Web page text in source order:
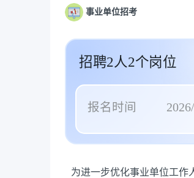
事业单位招考
招聘2人2个岗位
报名时间
为进一步优化事业单位工作